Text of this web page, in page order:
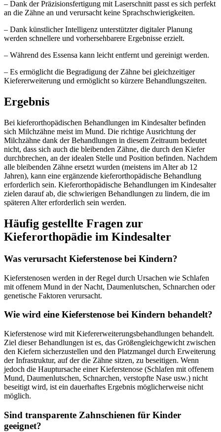
– Dank der Präzisionsfertigung mit Laserschnitt passt es sich perfekt
an die Zähne an und verursacht keine Sprachschwierigkeiten.
– Dank künstlicher Intelligenz unterstützter digitaler Planung
werden schnellere und vorhersehbarere Ergebnisse erzielt.
– Während des Essensa kann leicht entfernt und gereinigt werden.
– Es ermöglicht die Begradigung der Zähne bei gleichzeitiger
Kiefererweiterung und ermöglicht so kürzere Behandlungszeiten.
Ergebnis
Bei kieferorthopädischen Behandlungen im Kindesalter befinden
sich Milchzähne meist im Mund. Die richtige Ausrichtung der
Milchzähne dank der Behandlungen in diesem Zeitraum bedeutet
nicht, dass sich auch die bleibenden Zähne, die durch den Kiefer
durchbrechen, an der idealen Stelle und Position befinden. Nachdem
alle bleibenden Zähne ersetzt wurden (meistens im Alter ab 12
Jahren), kann eine ergänzende kieferorthopädische Behandlung
erforderlich sein. Kieferorthopädische Behandlungen im Kindesalter
zielen darauf ab, die schwierigen Behandlungen zu lindern, die im
späteren Alter erforderlich sein werden.
Häufig gestellte Fragen zur
Kieferorthopädie im Kindesalter
Was verursacht Kieferstenose bei Kindern?
Kieferstenosen werden in der Regel durch Ursachen wie Schlafen
mit offenem Mund in der Nacht, Daumenlutschen, Schnarchen oder
genetische Faktoren verursacht.
Wie wird eine Kieferstenose bei Kindern behandelt?
Kieferstenose wird mit Kiefererweiterungsbehandlungen behandelt.
Ziel dieser Behandlungen ist es, das Größengleichgewicht zwischen
den Kiefern sicherzustellen und den Platzmangel durch Erweiterung
der Infrastruktur, auf der die Zähne sitzen, zu beseitigen. Wenn
jedoch die Hauptursache einer Kieferstenose (Schlafen mit offenem
Mund, Daumenlutschen, Schnarchen, verstopfte Nase usw.) nicht
beseitigt wird, ist ein dauerhaftes Ergebnis möglicherweise nicht
möglich.
Sind transparente Zahnschienen für Kinder
geeignet?